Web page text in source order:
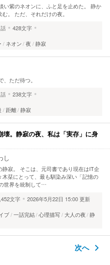
い紫のネオンに、ふと足を止めた。 静か
。 ただ、それだけの夜。
428文字
ネオン 夜 静寂
ただ待つ。
238文字
距離 静寂
壊。静寂の夜、私は「実存」に身
し
寂。 そこは、元司書であり現在はIT企
栞にとって、最も馴染み深い「記憶の
世界を統制して…
文字 2026年5月22日 15:00 更新
ブ 一話完結 心理描写 大人の夜 静
次へ